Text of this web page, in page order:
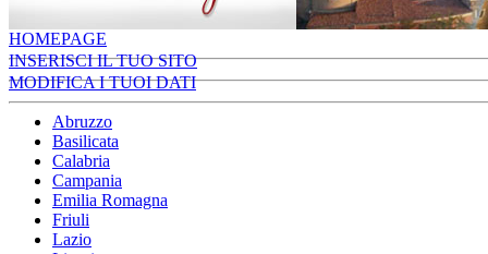
HOMEPAGE
INSERISCI IL TUO SITO
MODIFICA I TUOI DATI
Abruzzo
Basilicata
Calabria
Campania
Emilia Romagna
Friuli
Lazio